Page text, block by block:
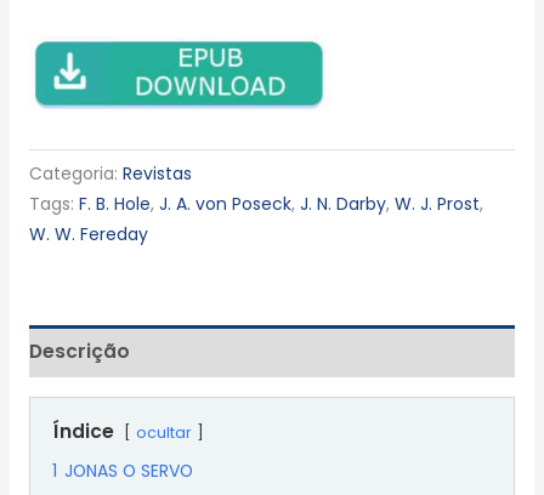
Categoria: Revistas
Tags: F. B. Hole, J. A. von Poseck, J. N. Darby, W. J. Prost,
W. W. Fereday
Descrição
Índice ocultar
1 JONAS O SERVO